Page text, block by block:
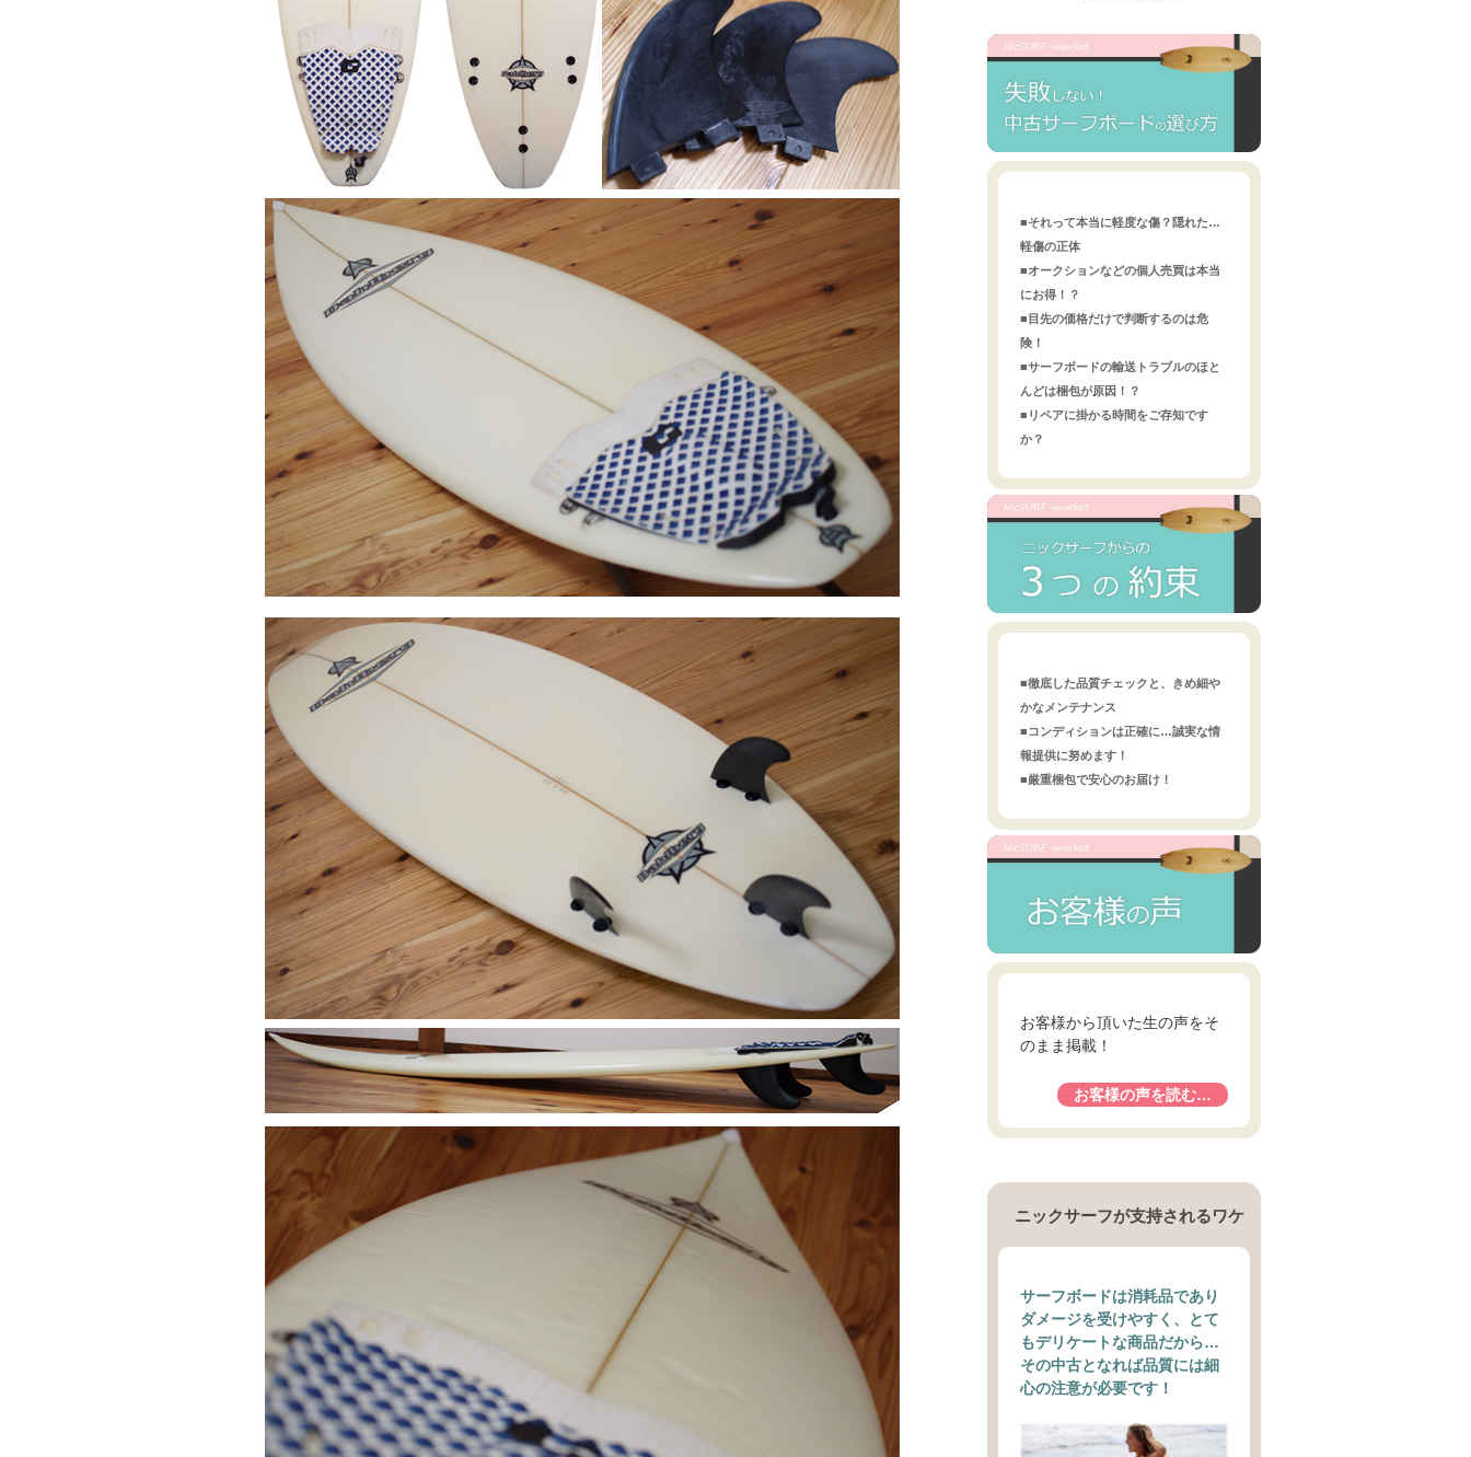
■それって本当に軽度な傷？隠れた…
軽傷の正体
■オークションなどの個人売買は本当
にお得！？
■目先の価格だけで判断するのは危
険！
■サーフボードの輸送トラブルのほと
んどは梱包が原因！？
■リペアに掛かる時間をご存知です
か？
■徹底した品質チェックと、きめ細や
かなメンテナンス
■コンディションは正確に…誠実な情
報提供に努めます！
■厳重梱包で安心のお届け！
お客様から頂いた生の声をそ
のまま掲載！
お客様の声を読む…
ニックサーフが支持されるワケ
サーフボードは消耗品であり
ダメージを受けやすく、とて
もデリケートな商品だから…
その中古となれば品質には細
心の注意が必要です！